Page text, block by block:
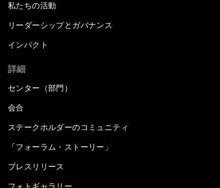
私たちの活動
リーダーシップとガバナンス
インパクト
詳細
センター（部門）
会合
ステークホルダーのコミュニティ
「フォーラム・ストーリー」
プレスリリース